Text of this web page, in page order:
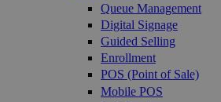
Queue Management
Digital Signage
Guided Selling
Enrollment
POS (Point of Sale)
Mobile POS